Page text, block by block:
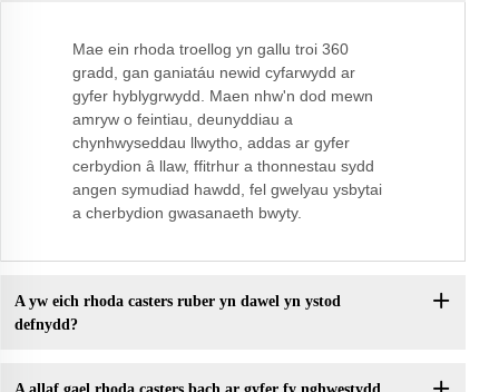
Mae ein rhoda troellog yn gallu troi 360
gradd, gan ganiatáu newid cyfarwydd ar
gyfer hyblygrwydd. Maen nhw'n dod mewn
amryw o feintiau, deunyddiau a
chynhwyseddau llwytho, addas ar gyfer
cerbydion â llaw, ffitrhur a thonnestau sydd
angen symudiad hawdd, fel gwelyau ysbytai
a cherbydion gwasanaeth bwyty.
A yw eich rhoda casters ruber yn dawel yn ystod
defnydd?